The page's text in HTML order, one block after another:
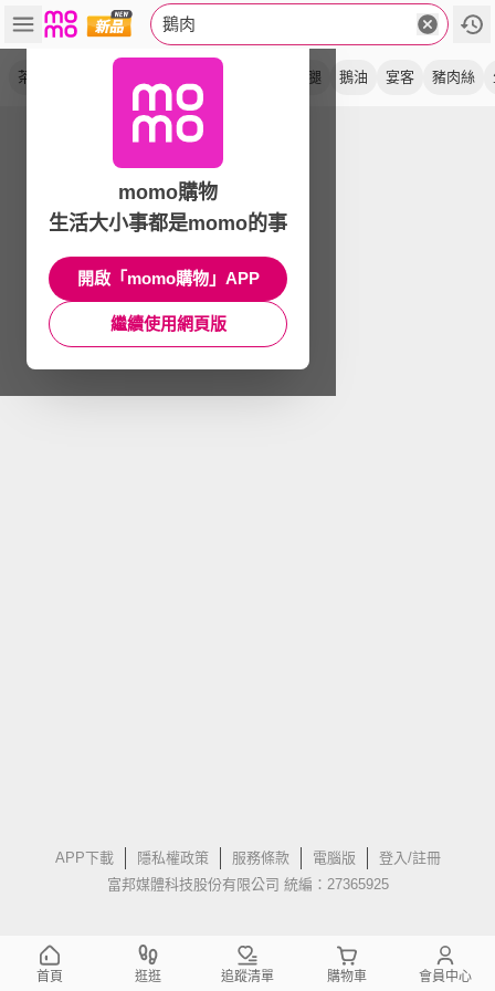
鵝肉
茶鵝 鵝腿 鵝油 宴客 豬肉絲
APP下載 隱私權政策 服務條款 電腦版
登入/註冊
富邦媒體科技股份有限公司 統編：27365925
momo購物
生活大小事都是momo的事
開啟「momo購物」APP
繼續使用網頁版
首頁 逛逛 追蹤清單 購物車 會員中心